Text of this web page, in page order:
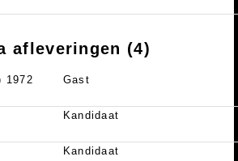
afleveringen (4)
1972 Gast
Kandidaat
Kandidaat